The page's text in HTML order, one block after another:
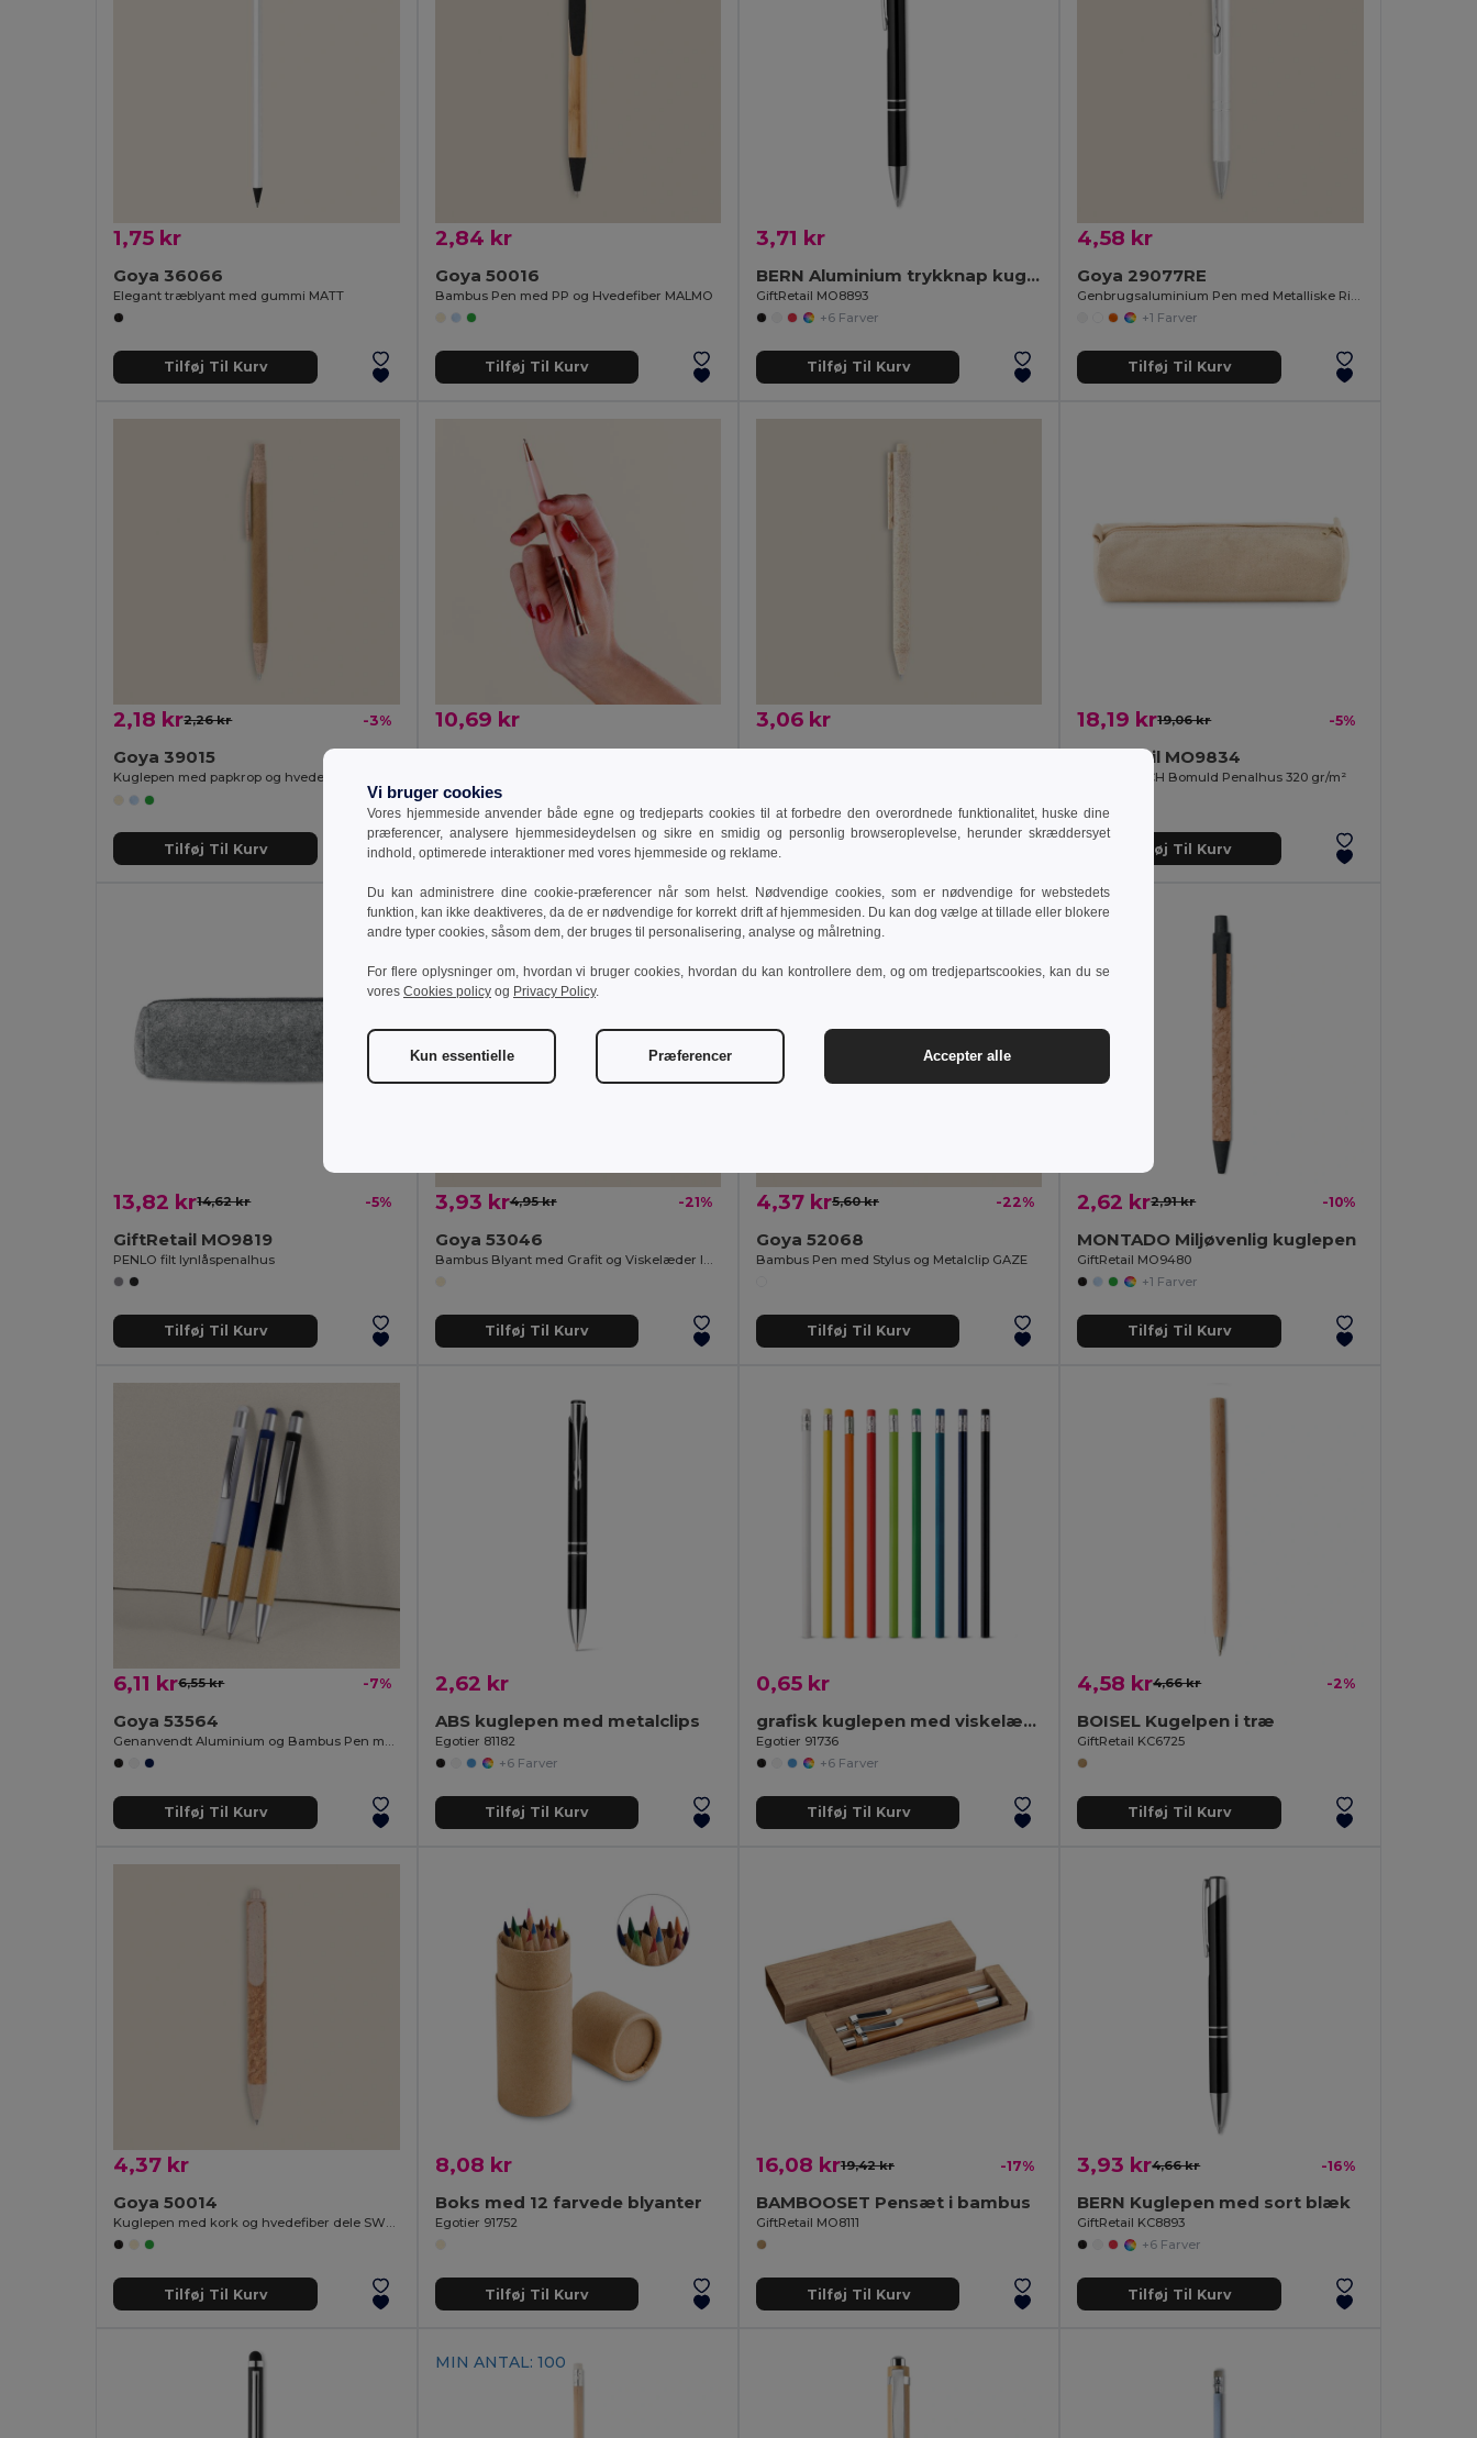
1,75 kr
Goya 36066
Elegant træblyant med gummi MATT
Tilføj Til Kurv
2,84 kr
Goya 50016
Bambus Pen med PP og Hvedefiber MALMO
Tilføj Til Kurv
3,71 kr
BERN Aluminium trykknap kuglepen
GiftRetail MO8893
+6 Farver
Tilføj Til Kurv
4,58 kr
Goya 29077RE
Genbrugsaluminium Pen med Metalliske Ringe STRIPE
+1 Farver
Tilføj Til Kurv
2,18 kr2,26 kr -3%
Goya 39015
Tilføj Til Kurv
10,69 kr
Tilføj Til Kurv
3,06 kr 18,19 kr19,06 kr -5%
GiftRetail MO9834
NATU POUCH Bomuld Penalhus 320 gr/m²
Tilføj Til Kurv
13,82 kr14,62 kr -5%
GiftRetail MO9819
PENLO filt lynlåspenalhus
Tilføj Til Kurv
3,93 kr4,95 kr -21%
Goya 53046
Tilføj Til Kurv
4,37 kr5,60 kr -22%
Goya 52068
Bambus Pen med Stylus og Metalclip GAZE
Tilføj Til Kurv
2,62 kr2,91 kr -10%
MONTADO Miljøvenlig kuglepen
GiftRetail MO9480
+1 Farver
Tilføj Til Kurv
6,11 kr6,55 kr -7%
Goya 53564
Genanvendt Aluminium og Bambus Pen med Blæk ANDIKA
Tilføj Til Kurv
2,62 kr
ABS kuglepen med metalclips
Egotier 81182
+6 Farver
Tilføj Til Kurv
0,65 kr
grafisk kuglepen med viskelæder
Egotier 91736
+6 Farver
Tilføj Til Kurv
4,58 kr4,66 kr -2%
BOISEL Kugelpen i træ
GiftRetail KC6725
Tilføj Til Kurv
4,37 kr
Goya 50014
Kuglepen med kork og hvedefiber dele SWEDEN
Tilføj Til Kurv
8,08 kr
Boks med 12 farvede blyanter
Egotier 91752
Tilføj Til Kurv
16,08 kr19,42 kr -17%
BAMBOOSET Pensæt i bambus
GiftRetail MO8111
Tilføj Til Kurv
3,93 kr4,66 kr -16%
BERN Kuglepen med sort blæk
GiftRetail KC8893
+6 Farver
Tilføj Til Kurv
MIN ANTAL: 100
Vi bruger cookies
Vores hjemmeside anvender både egne og tredjeparts cookies til at forbedre den overordnede funktionalitet, huske dine
præferencer, analysere hjemmesideydelsen og sikre en smidig og personlig browseroplevelse, herunder skræddersyet
indhold, optimerede interaktioner med vores hjemmeside og reklame.
Du kan administrere dine cookie-præferencer når som helst. Nødvendige cookies, som er nødvendige for webstedets
funktion, kan ikke deaktiveres, da de er nødvendige for korrekt drift af hjemmesiden. Du kan dog vælge at tillade eller blokere
andre typer cookies, såsom dem, der bruges til personalisering, analyse og målretning.
For flere oplysninger om, hvordan vi bruger cookies, hvordan du kan kontrollere dem, og om tredjepartscookies, kan du se
vores Cookies policy og Privacy Policy.
Kun essentielle Præferencer Accepter alle